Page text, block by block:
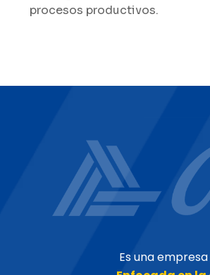
procesos productivos.
Es una